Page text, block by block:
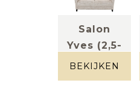
Salon
Yves (2,5-
zit)
gespikkeld
BEKIJKEN